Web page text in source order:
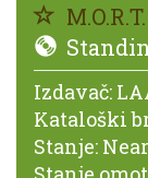
M.O.R.T.
Izdavač:
Kataloški
Stanje: